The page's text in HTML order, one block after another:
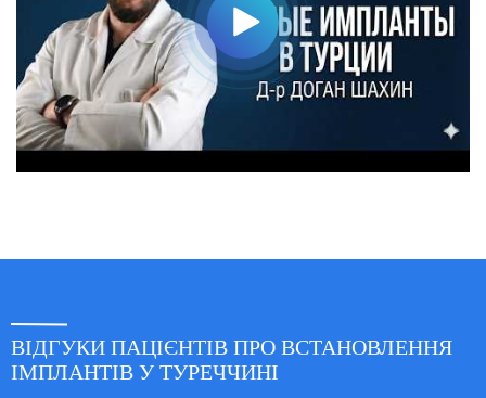
ВІДГУКИ ПАЦІЄНТІВ ПРО ВСТАНОВЛЕННЯ
ІМПЛАНТІВ У ТУРЕЧЧИНІ